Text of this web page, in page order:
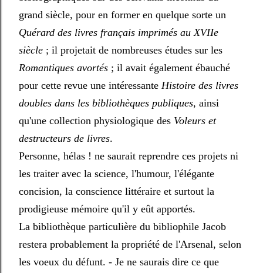
grand siècle, pour en former en quelque sorte un
Quérard des livres français imprimés au XVIIe
siècle ; il projetait de nombreuses études sur les
Romantiques avortés ; il avait également ébauché
pour cette revue une intéressante Histoire des livres
doubles dans les bibliothèques publiques, ainsi
qu'une collection physiologique des Voleurs et
destructeurs de livres.
Personne, hélas ! ne saurait reprendre ces projets ni
les traiter avec la science, l'humour, l'élégante
concision, la conscience littéraire et surtout la
prodigieuse mémoire qu'il y eût apportés.
La bibliothèque particulière du bibliophile Jacob
restera probablement la propriété de l'Arsenal, selon
les voeux du défunt. - Je ne saurais dire ce que